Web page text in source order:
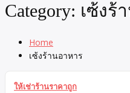
Category: เซ้งร้
Home
เซ้งร้านอาหาร
ให้เช่าร้านราคาถูก